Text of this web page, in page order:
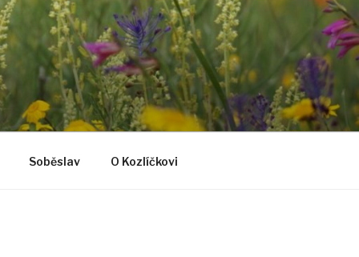
Soběslav O Kozlíčkovi